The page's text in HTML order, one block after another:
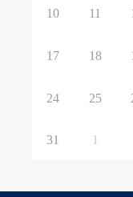
10 11
17 18
24 25
31 1